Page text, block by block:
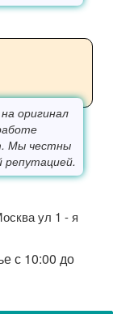
оригинал
Мы честны
репутацией.
ул 1 - я
с 10:00 до